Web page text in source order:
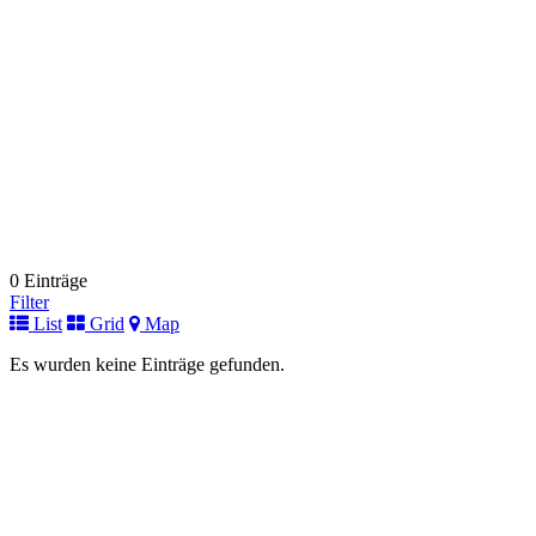
0 Einträge
Filter
List
Grid
Map
Es wurden keine Einträge gefunden.